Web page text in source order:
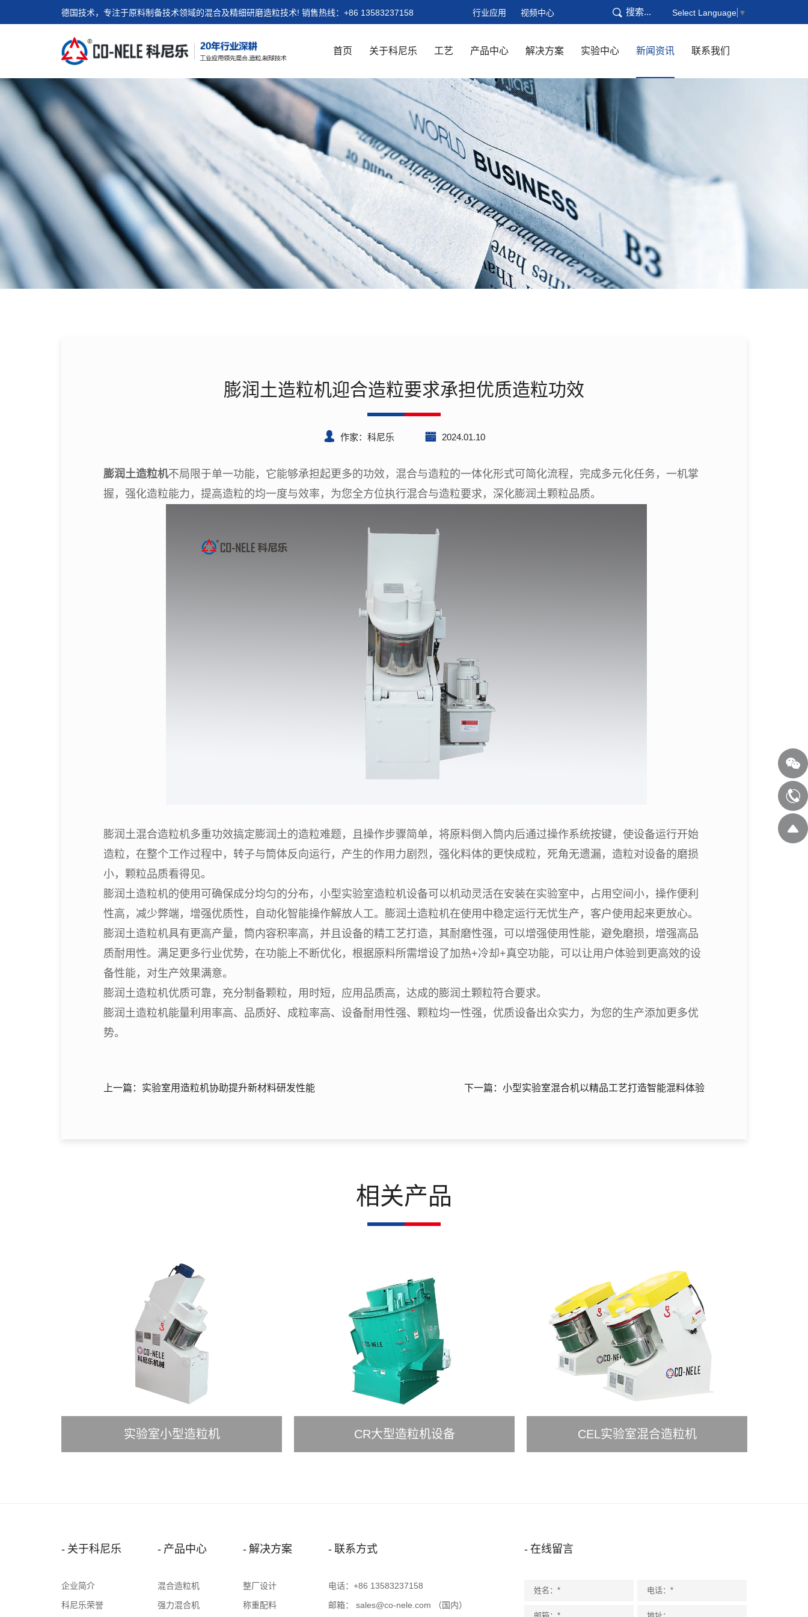
德国技术，专注于原料制备技术领域的混合及精细研磨造粒技术! 销售热线： +86 13583237158 行业应用 视频中心 搜索... Select Language ▼
首页 关于科尼乐 工艺 产品中心 解决方案 实验中心 新闻资讯 联系我们
膨润土造粒机迎合造粒要求承担优质造粒功效
作家：科尼乐 2024.01.10
膨润土造粒机不局限于单一功能，它能够承担起更多的功效，混合与造粒的一体化形式可简化流程，完成多元化任务，一机掌
握，强化造粒能力，提高造粒的均一度与效率，为您全方位执行混合与造粒要求，深化膨润土颗粒品质。
膨润土混合造粒机多重功效搞定膨润土的造粒难题，且操作步骤简单，将原料倒入筒内后通过操作系统按键，使设备运行开始
造粒，在整个工作过程中，转子与筒体反向运行，产生的作用力剧烈，强化料体的更快成粒，死角无遗漏，造粒对设备的磨损
小，颗粒品质看得见。
膨润土造粒机的使用可确保成分均匀的分布，小型实验室造粒机设备可以机动灵活在安装在实验室中，占用空间小，操作便利
性高，减少弊端，增强优质性，自动化智能操作解放人工。膨润土造粒机在使用中稳定运行无忧生产，客户使用起来更放心。
膨润土造粒机具有更高产量，筒内容积率高，并且设备的精工艺打造，其耐磨性强，可以增强使用性能，避免磨损，增强高品
质耐用性。满足更多行业优势，在功能上不断优化，根据原料所需增设了加热+冷却+真空功能，可以让用户体验到更高效的设
备性能，对生产效果满意。
膨润土造粒机优质可靠，充分制备颗粒，用时短，应用品质高，达成的膨润土颗粒符合要求。
膨润土造粒机能量利用率高、品质好、成粒率高、设备耐用性强、颗粒均一性强，优质设备出众实力，为您的生产添加更多优
势。
上一篇：实验室用造粒机协助提升新材料研发性能 下一篇：小型实验室混合机以精品工艺打造智能混料体验
相关产品
实验室小型造粒机 CR大型造粒机设备 CEL实验室混合造粒机
关于科尼乐
企业简介
科尼乐荣誉
产品中心
混合造粒机
强力混合机
解决方案
整厂设计
称重配料
联系方式
电话： +86 13583237158
邮箱： sales@co-nele.com （国内）
在线留言